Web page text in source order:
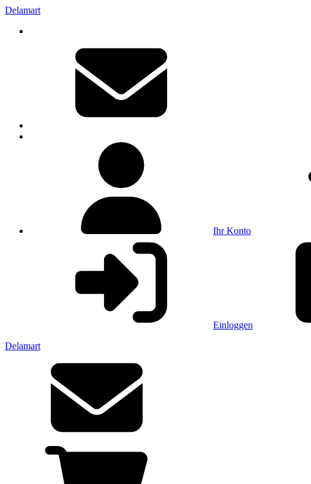
Delamart
Ihr Konto
Einloggen
Delamart